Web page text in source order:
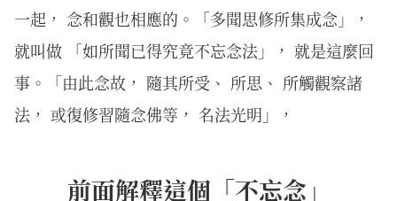
一起， 念和觀也相應的。「多聞思修所集成念」，
就叫做 「如所聞已得究竟不忘念法」， 就是這麼回
事。「由此念故， 隨其所受、 所思、 所觸觀察諸
法， 或復修習隨念佛等， 名法光明」，
前面解釋這個「不忘念」